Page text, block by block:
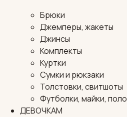
Брюки
Джемперы, жакеты
Джинсы
Комплекты
Куртки
Сумки и рюкзаки
Толстовки, свитшоты
Футболки, майки, поло
ДЕВОЧКАМ